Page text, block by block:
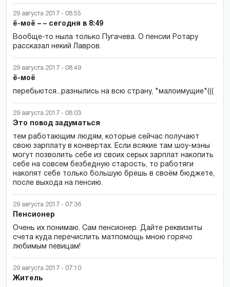
29 августа 2017 - 08:55
ё-моё – – сегодня в 8:49
Вообще-то ныла только Пугачева. О пенсии Ротару
рассказал некий Лавров.
29 августа 2017 - 08:49
ё-моё
перебьются...разнылись на всю страну, "малоимущие"(((
29 августа 2017 - 08:03
Это повод задуматься
тем работающим людям, которые сейчас получают
свою зарплату в конвертах. Если всякие там шоу-мэны
могут позволить себе из своих серых зарплат накопить
себе на совсем безбедную старость, то работяги
накопят себе только большую брешь в своём бюджете,
после выхода на пенсию.
29 августа 2017 - 07:36
Пенсионер
Очень их понимаю. Сам пенсионер. Дайте реквизиты
счета куда перечислить матпомощь мною горячо
любимым певицам!
29 августа 2017 - 07:10
Житель